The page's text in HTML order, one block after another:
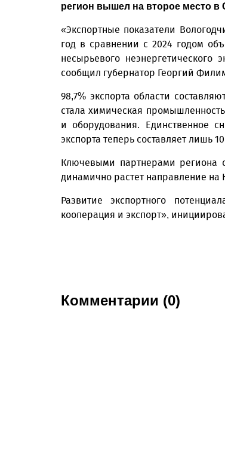
регион вышел на второе место в
«Экспортные показатели
год в сравнении с 2024 годом
несырьевого
сообщил губернатор Георгий
98,7% экспорта области
стала химическая
и оборудования. Единственное
экспорта теперь составляет лишь
Ключевыми партнерами региона
динамично растет направление на
Развитие экспортного
кооперация и экспорт»,
Комментарии (0)